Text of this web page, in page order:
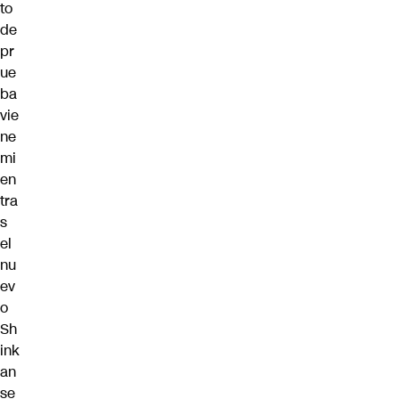
to
de
pr
ue
ba
vie
ne
mi
en
tra
s
el
nu
ev
o
Sh
ink
an
se